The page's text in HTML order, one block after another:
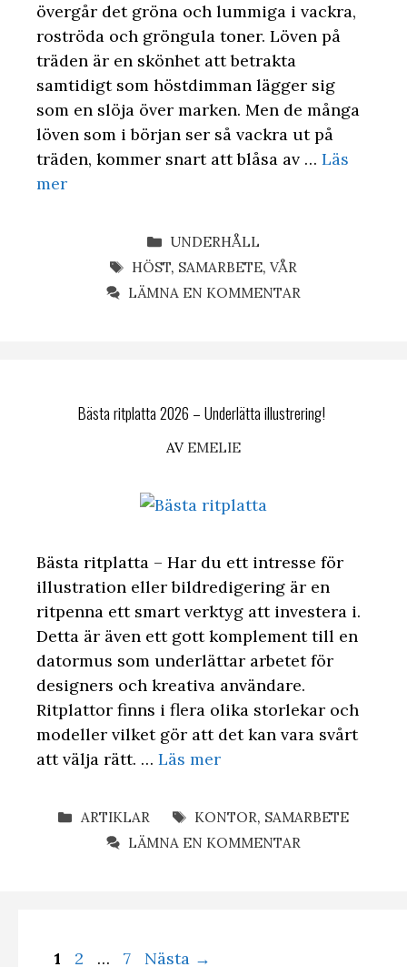
övergår det gröna och lummiga i vackra,
roströda och gröngula toner. Löven på
träden är en skönhet att betrakta
samtidigt som höstdimman lägger sig
som en slöja över marken. Men de många
löven som i början ser så vackra ut på
träden, kommer snart att blåsa av … Läs
mer
KATEGORIER
UNDERHÅLL
ETIKETTER
HÖST, SAMARBETE,VÅR
LÄMNA EN KOMMENTAR
Bästa ritplatta 2026 – Underlätta illustrering!
AV EMELIE
Bästa ritplatta – Har du ett intresse för
illustration eller bildredigering är en
ritpenna ett smart verktyg att investera i.
Detta är även ett gott komplement till en
datormus som underlättar arbetet för
designers och kreativa användare.
Ritplattor finns i flera olika storlekar och
modeller vilket gör att det kan vara svårt
att välja rätt. … Läs mer
KATEGORIER
ARTIKLAR ETIKETTER
KONTOR, SAMARBETE
LÄMNA EN KOMMENTAR
Sida
1 Sida
2 … Sida
7 Nästa →